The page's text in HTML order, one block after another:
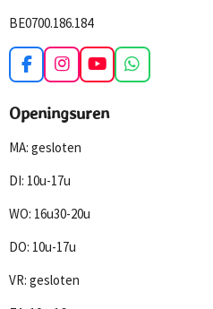
BE0700.186.184
F
a
e
o
k
I
n
t
g
a
Y
o
T
W
h
Openingsuren
MA: gesloten
DI: 10u-17u
WO: 16u30-20u
DO: 10u-17u
VR: gesloten